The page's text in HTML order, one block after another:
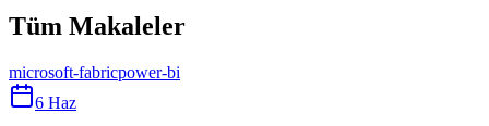
Tüm Makaleler
microsoft-fabricpower-bi
6 Haz